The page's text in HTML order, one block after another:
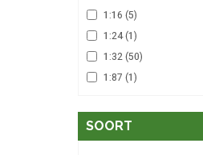
1:16 (5)
1:24(1)
1:32 (50)
1:87 (1)
SOORT